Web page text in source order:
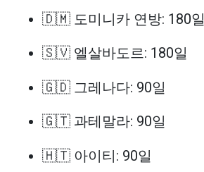
🇩🇲 도미니카 연방: 180일
🇸🇻 엘살바도르: 180일
🇬🇩 그레나다: 90일
🇬🇹 과테말라: 90일
🇭🇹 아이티: 90일